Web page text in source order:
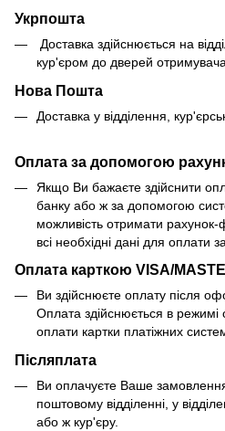
Укрпошта
Доставка здійснюється на
кур'єром до дверей
Нова Пошта
Доставка у відділення,
Оплата за допомогою
Якщо Ви бажаєте здійснити
банку або ж за допомогою
можливість отримати рахунок-
всі необхідні дані для оплати
Оплата карткою VISA/
Ви здійснюєте оплату після
Оплата здійснюється в
оплати картки платіжних
Післяплата
Ви оплачуєте Ваше
поштовому відділенні, у
або ж кур'єру.